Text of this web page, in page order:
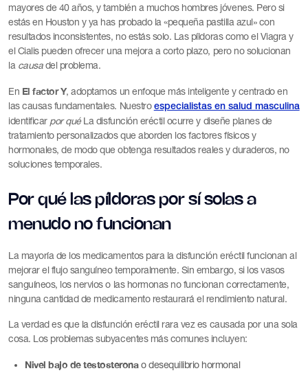
mayores de 40 años, y también a muchos hombres jóvenes. Pero si
estás en Houston y ya has probado la «pequeña pastilla azul» con
resultados inconsistentes, no estás solo. Las píldoras como el Viagra y
el Cialis pueden ofrecer una mejora a corto plazo, pero no solucionan
la causadel problema.
En El factor Y, adoptamos un enfoque más inteligente y centrado en
las causas fundamentales. Nuestro especialistas en salud masculina
identificar por quéLa disfunción eréctil ocurre y diseñe planes de
tratamiento personalizados que aborden los factores físicos y
hormonales, de modo que obtenga resultados reales y duraderos, no
soluciones temporales.
Por qué las píldoras por sí solas a
menudo no funcionan
La mayoría de los medicamentos para la disfunción eréctil funcionan al
mejorar el flujo sanguíneo temporalmente. Sin embargo, si los vasos
sanguíneos, los nervios o las hormonas no funcionan correctamente,
ninguna cantidad de medicamento restaurará el rendimiento natural.
La verdad es que la disfunción eréctil rara vez es causada por una sola
cosa. Los problemas subyacentes más comunes incluyen:
Nivel bajo de testosteronao desequilibrio hormonal